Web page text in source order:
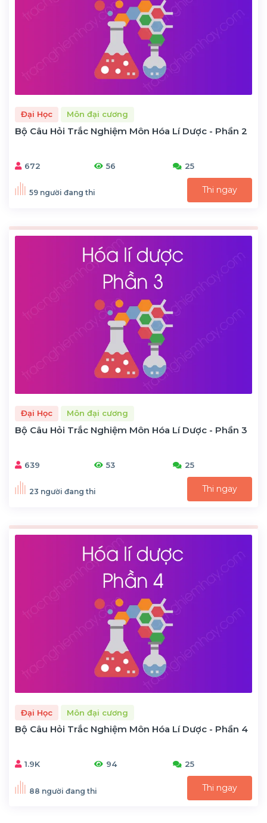
Đại Học Môn đại cương
Bộ Câu Hỏi Trắc Nghiệm Môn Hóa Lí Dược - Phần 2
672 56 25
59 người đang thi Thi ngay
Đại Học Môn đại cương
Bộ Câu Hỏi Trắc Nghiệm Môn Hóa Lí Dược - Phần 3
639 53 25
23 người đang thi Thi ngay
Đại Học Môn đại cương
Bộ Câu Hỏi Trắc Nghiệm Môn Hóa Lí Dược - Phần 4
1.9K 94 25
88 người đang thi Thi ngay